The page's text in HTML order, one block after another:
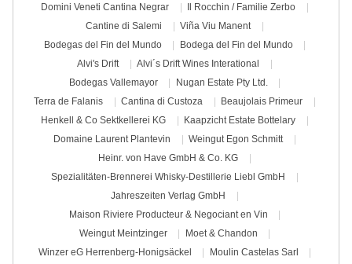
Domini Veneti Cantina Negrar
Il Rocchin / Familie Zerbo
Cantine di Salemi
Viña Viu Manent
Bodegas del Fin del Mundo
Bodega del Fin del Mundo
Alvi's Drift
Alvi´s Drift Wines Interational
Bodegas Vallemayor
Nugan Estate Pty Ltd.
Terra de Falanis
Cantina di Custoza
Beaujolais Primeur
Henkell & Co Sektkellerei KG
Kaapzicht Estate Bottelary
Domaine Laurent Plantevin
Weingut Egon Schmitt
Heinr. von Have GmbH & Co. KG
Spezialitäten-Brennerei Whisky-Destillerie Liebl GmbH
Jahreszeiten Verlag GmbH
Maison Riviere Producteur & Negociant en Vin
Weingut Meintzinger
Moet & Chandon
Winzer eG Herrenberg-Honigsäckel
Moulin Castelas Sarl